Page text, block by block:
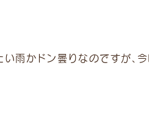
雨かドン曇りなのですが、今